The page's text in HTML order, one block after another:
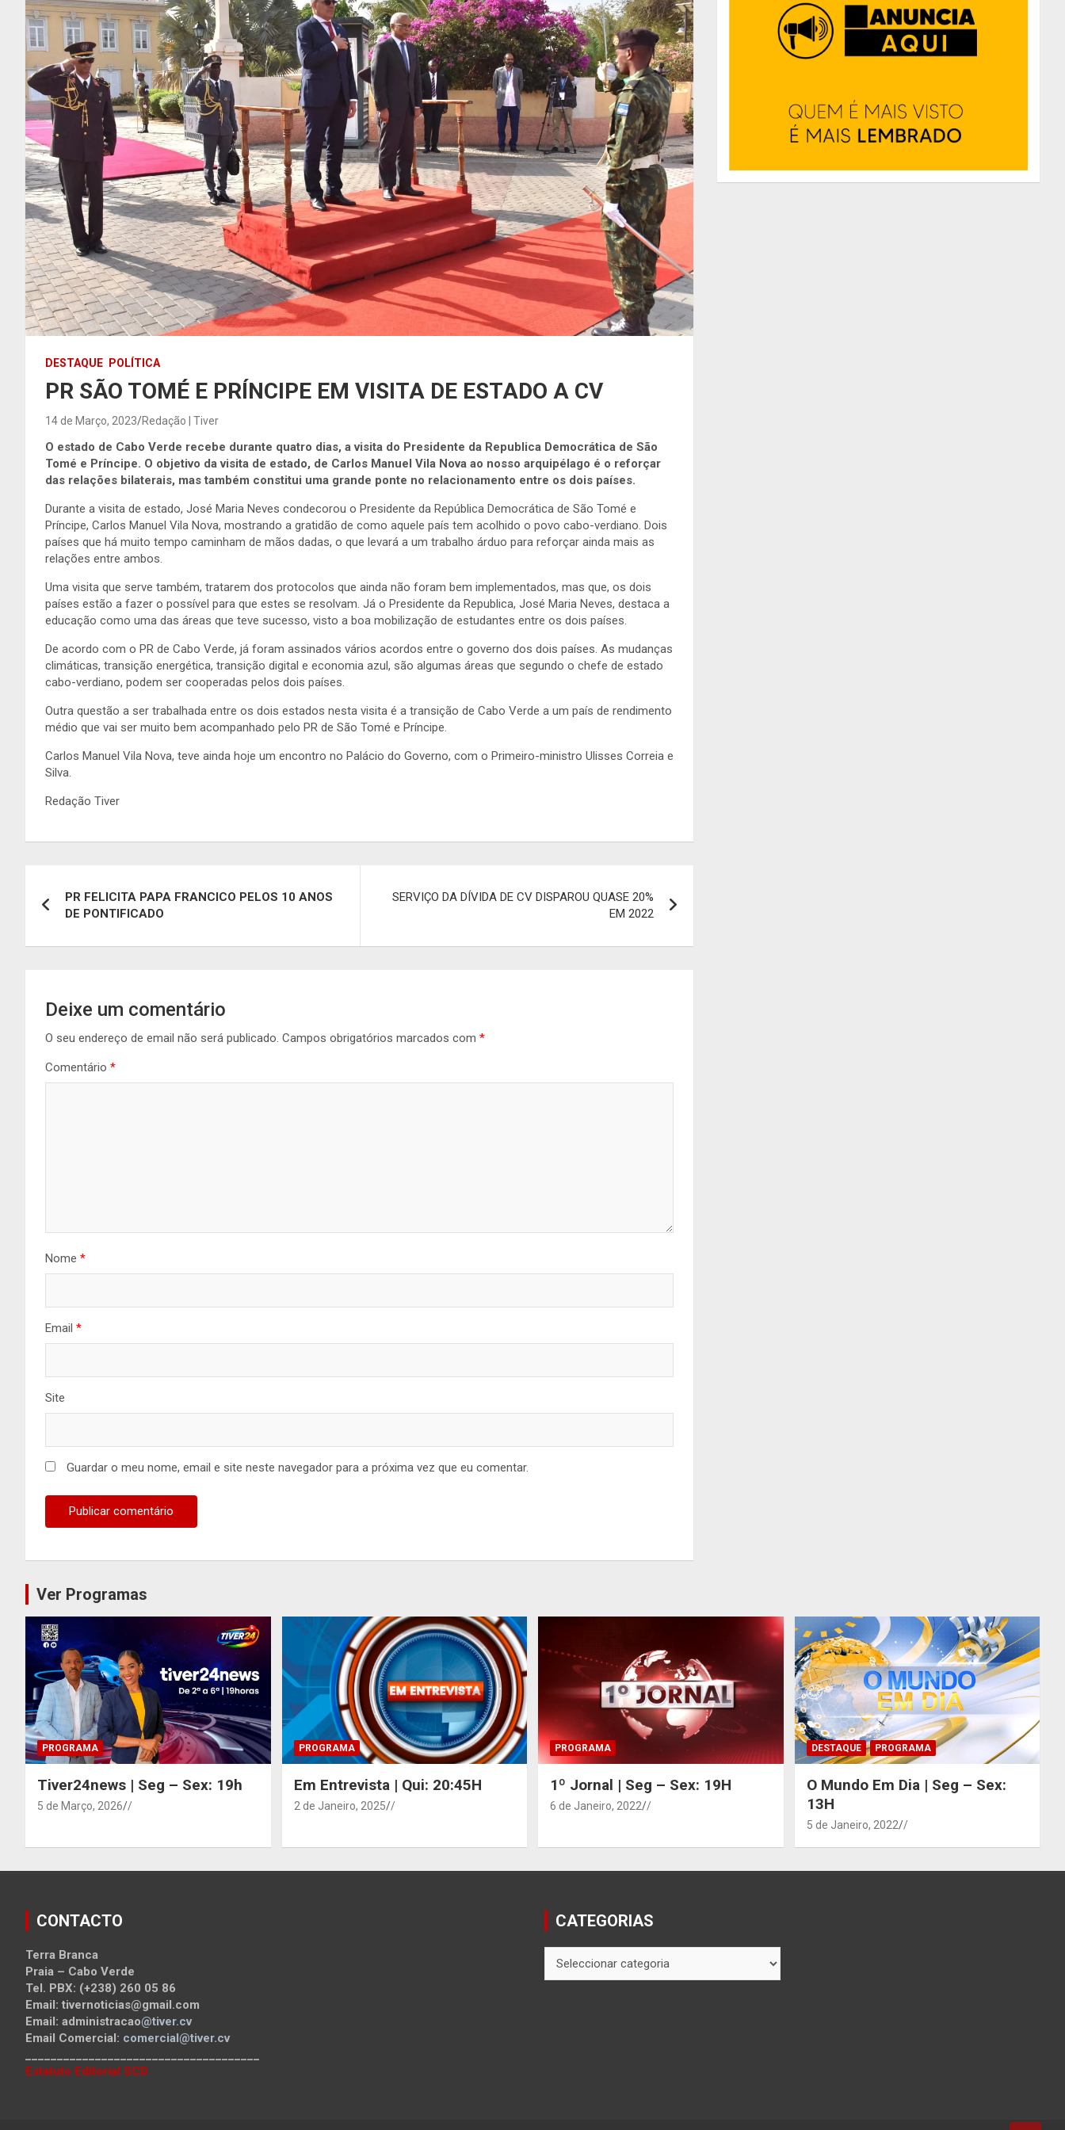
DESTAQUE POLÍTICA
PR SÃO TOMÉ E PRÍNCIPE EM VISITA DE ESTADO A CV
14 de Março, 2023 Redação | Tiver
O estado de Cabo Verde recebe durante quatro dias, a visita do Presidente da Republica Democrática de São
Tomé e Príncipe. O objetivo da visita de estado, de Carlos Manuel Vila Nova ao nosso arquipélago é o reforçar
das relações bilaterais, mas também constitui uma grande ponte no relacionamento entre os dois países.
Durante a visita de estado, José Maria Neves condecorou o Presidente da República Democrática de São Tomé e
Príncipe, Carlos Manuel Vila Nova, mostrando a gratidão de como aquele país tem acolhido o povo cabo-verdiano. Dois
países que há muito tempo caminham de mãos dadas, o que levará a um trabalho árduo para reforçar ainda mais as
relações entre ambos.
Uma visita que serve também, tratarem dos protocolos que ainda não foram bem implementados, mas que, os dois
países estão a fazer o possível para que estes se resolvam. Já o Presidente da Republica, José Maria Neves, destaca a
educação como uma das áreas que teve sucesso, visto a boa mobilização de estudantes entre os dois países.
De acordo com o PR de Cabo Verde, já foram assinados vários acordos entre o governo dos dois países. As mudanças
climáticas, transição energética, transição digital e economia azul, são algumas áreas que segundo o chefe de estado
cabo-verdiano, podem ser cooperadas pelos dois países.
Outra questão a ser trabalhada entre os dois estados nesta visita é a transição de Cabo Verde a um país de rendimento
médio que vai ser muito bem acompanhado pelo PR de São Tomé e Príncipe.
Carlos Manuel Vila Nova, teve ainda hoje um encontro no Palácio do Governo, com o Primeiro-ministro Ulisses Correia e
Silva.
Redação Tiver
de
artigos
PR FELICITA PAPA FRANCICO PELOS 10 ANOS
DE PONTIFICADO
SERVIÇO DA DÍVIDA DE CV DISPAROU QUASE 20%
EM 2022
Deixe um comentário
O seu endereço de email não será publicado. Campos obrigatórios marcados com *
Comentário *
Nome *
Email *
Site
Guardar o meu nome, email e site neste navegador para a próxima vez que eu comentar.
Ver Programas
PROGRAMA
Tiver24news | Seg – Sex: 19h
5 de Março, 2026 /
PROGRAMA
Em Entrevista | Qui: 20:45H
2 de Janeiro, 2025 /
PROGRAMA
1º Jornal | Seg – Sex: 19H
6 de Janeiro, 2022 /
DESTAQUE PROGRAMA
O Mundo Em Dia | Seg – Sex:
13H
5 de Janeiro, 2022 /
CONTACTO
Terra Branca
Praia – Cabo Verde
Tel. PBX: (+238) 260 05 86
Email: tivernoticias@gmail.com
Email: administracao@tiver.cv
Email Comercial: comercial@tiver.cv
Estatuto Editorial SCD
CATEGORIAS